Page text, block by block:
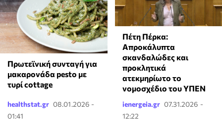
Πρωτεϊνική συνταγή για
μακαρονάδα pesto με
τυρί cottage
healthstat.gr 08.01.2026 -
01:41
Πέτη Πέρκα:
Απροκάλυπτα
σκανδαλώδες και
προκλητικά
ατεκμηρίωτο το
νομοσχέδιο του ΥΠΕΝ
ienergeia.gr 07.31.2026 -
12:22